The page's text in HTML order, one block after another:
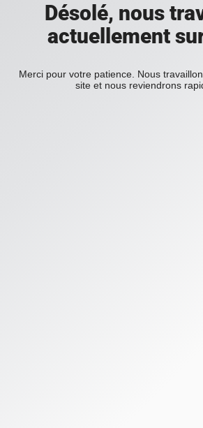
Désolé, nous
actuellement
Merci pour votre patience. Nous
site et nous reviendrons